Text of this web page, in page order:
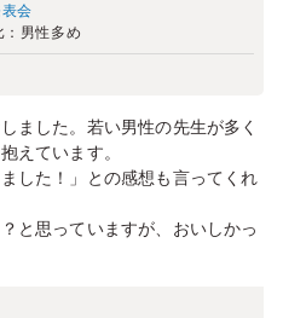
会
男性多め
ました。若い男性の先生が多く
えています。
した！」との感想も言ってくれ
と思っていますが、おいしかっ